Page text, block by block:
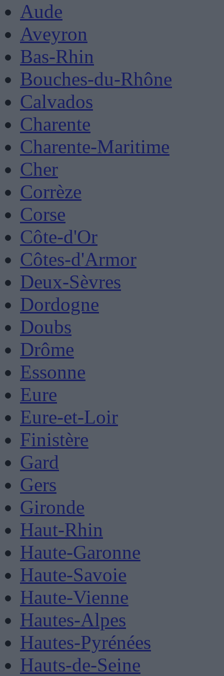
Aude
Aveyron
Bas-Rhin
Bouches-du-Rhône
Calvados
Charente
Charente-Maritime
Cher
Corrèze
Corse
Côte-d'Or
Côtes-d'Armor
Deux-Sèvres
Dordogne
Doubs
Drôme
Essonne
Eure
Eure-et-Loir
Finistère
Gard
Gers
Gironde
Haut-Rhin
Haute-Garonne
Haute-Savoie
Haute-Vienne
Hautes-Alpes
Hautes-Pyrénées
Hauts-de-Seine